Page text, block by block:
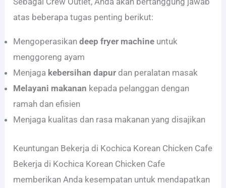
atas beberapa tugas penting berikut:
Mengoperasikandeep fryer machine untuk
menggoreng ayam
Menjaga kebersihan dapur dan peralatan masak
Melayani makanan kepada pelanggan dengan
ramah dan efisien
Menjaga kualitas dan rasa makanan yang disajikan
Keuntungan Bekerja di Kochica Korean Chicken Cafe
Bekerja di Kochica Korean Chicken Cafe
memberikan Anda kesempatan untuk mendapatkan